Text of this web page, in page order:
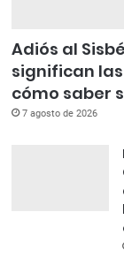
Adiós al
significan las
cómo saber
7 agosto de 2026